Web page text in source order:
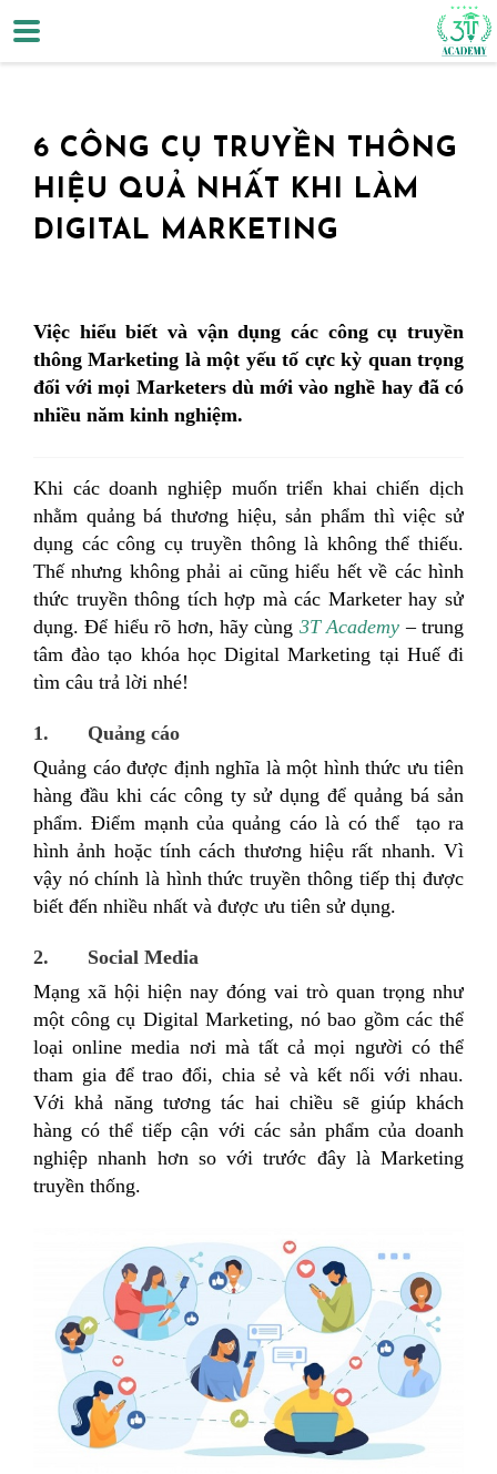
6 CÔNG CỤ TRUYỀN THÔNG
HIỆU QUẢ NHẤT KHI LÀM
DIGITAL MARKETING
Việc hiểu biết và vận dụng các công cụ truyền
thông Marketing là một yếu tố cực kỳ quan trọng
đối với mọi Marketers dù mới vào nghề hay đã có
nhiều năm kinh nghiệm.
Khi các doanh nghiệp muốn triển khai chiến dịch
nhằm quảng bá thương hiệu, sản phẩm thì việc sử
dụng các công cụ truyền thông là không thể thiếu.
Thế nhưng không phải ai cũng hiểu hết về các hình
thức truyền thông tích hợp mà các Marketer hay sử
dụng. Để hiểu rõ hơn, hãy cùng 3T Academy – trung
tâm đào tạo khóa học Digital Marketing tại Huế đi
tìm câu trả lời nhé!
1. Quảng cáo
Quảng cáo được định nghĩa là một hình thức ưu tiên
hàng đầu khi các công ty sử dụng để quảng bá sản
phẩm. Điểm mạnh của quảng cáo là có thể tạo ra
hình ảnh hoặc tính cách thương hiệu rất nhanh. Vì
vậy nó chính là hình thức truyền thông tiếp thị được
biết đến nhiều nhất và được ưu tiên sử dụng.
2. Social Media
Mạng xã hội hiện nay đóng vai trò quan trọng như
một công cụ Digital Marketing, nó bao gồm các thể
loại online media nơi mà tất cả mọi người có thể
tham gia để trao đổi, chia sẻ và kết nối với nhau.
Với khả năng tương tác hai chiều sẽ giúp khách
hàng có thể tiếp cận với các sản phẩm của doanh
nghiệp nhanh hơn so với trước đây là Marketing
truyền thống.